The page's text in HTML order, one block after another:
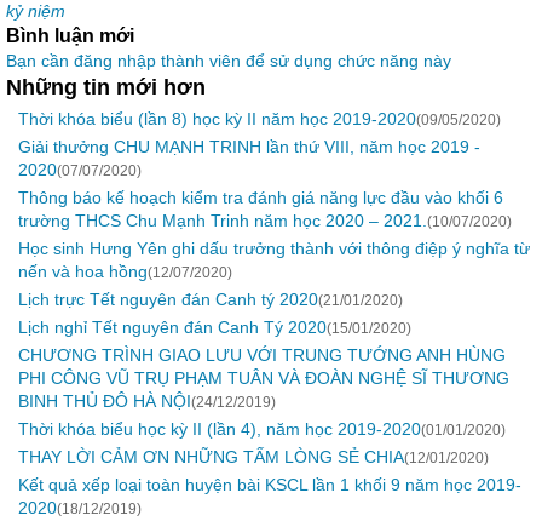
kỷ niệm
Bình luận mới
Bạn cần đăng nhập thành viên để sử dụng chức năng này
Những tin mới hơn
Thời khóa biểu (lần 8) học kỳ II năm học 2019-2020(09/05/2020)
Giải thưởng CHU MẠNH TRINH lần thứ VIII, năm học 2019 -
2020(07/07/2020)
Thông báo kế hoạch kiểm tra đánh giá năng lực đầu vào khối 6
trường THCS Chu Mạnh Trinh năm học 2020 – 2021. (10/07/2020)
Học sinh Hưng Yên ghi dấu trưởng thành với thông điệp ý nghĩa từ
nến và hoa hồng(12/07/2020)
Lịch trực Tết nguyên đán Canh tý 2020(21/01/2020)
Lịch nghỉ Tết nguyên đán Canh Tý 2020(15/01/2020)
CHƯƠNG TRÌNH GIAO LƯU VỚI TRUNG TƯỚNG ANH HÙNG
PHI CÔNG VŨ TRỤ PHẠM TUÂN VÀ ĐOÀN NGHỆ SĨ THƯƠNG
BINH THỦ ĐÔ HÀ NỘI(24/12/2019)
Thời khóa biểu học kỳ II (lần 4), năm học 2019-2020(01/01/2020)
THAY LỜI CẢM ƠN NHỮNG TẤM LÒNG SẺ CHIA(12/01/2020)
Kết quả xếp loại toàn huyện bài KSCL lần 1 khối 9 năm học 2019-
2020(18/12/2019)